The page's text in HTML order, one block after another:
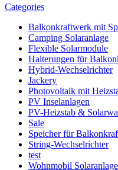
Categories
Balkonkraftwerk mit
Camping Solaranlage
Flexible Solarmodule
Halterungen für
Hybrid-Wechselrichter
Jackery
Photovoltaik mit
PV Inselanlagen
PV-Heizstab &
Sale
Speicher für
String-Wechselrichter
test
Wohnmobil Solaranlage